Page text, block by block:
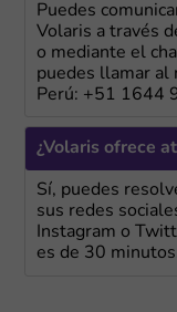
Puedes
Volaris a través
o mediante el
puedes llamar al
Perú: +51 1644
¿Volaris ofrece
Sí, puedes
sus redes
Instagram o
es de 30